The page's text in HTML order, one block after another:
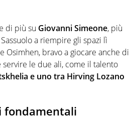
di più su Giovanni Simeone, più
a riempire gli spazi lì
Osimhen, bravo a giocare anche di
le due ali, come il talento
e uno tra Hirving Lozano
fondamentali